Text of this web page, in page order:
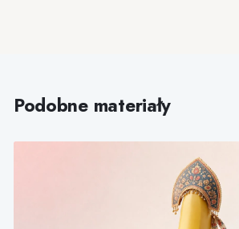
Podobne materiały